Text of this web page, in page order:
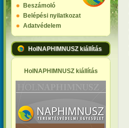
Beszámoló
Belépési nyilatkozat
Adatvédelem
HolNAPHIMNUSZ kiállítás
HolNAPHIMNUSZ kiállítás